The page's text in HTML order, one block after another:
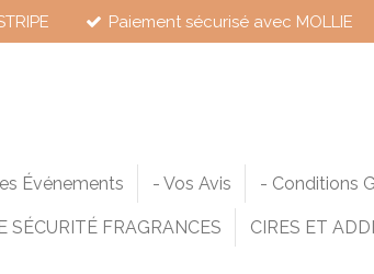
Paiement sécurisé avec MOLLIE
Événements - Vos Avis - Conditions
SÉCURITÉ FRAGRANCES CIRES ET